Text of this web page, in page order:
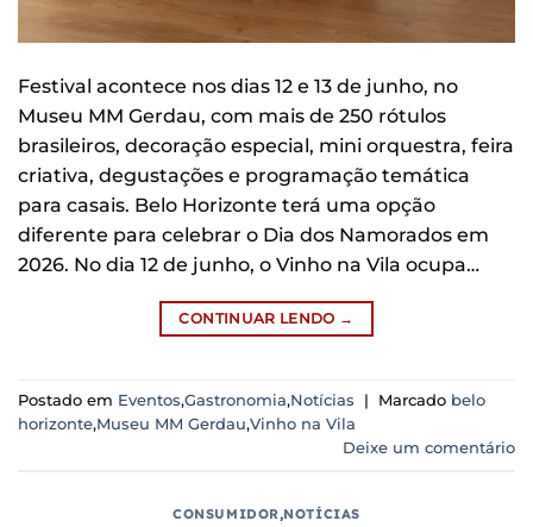
Festival acontece nos dias 12 e 13 de junho, no
Museu MM Gerdau, com mais de 250 rótulos
brasileiros, decoração especial, mini orquestra, feira
criativa, degustações e programação temática
para casais. Belo Horizonte terá uma opção
diferente para celebrar o Dia dos Namorados em
2026. No dia 12 de junho, o Vinho na Vila ocupa…
CONTINUAR LENDO →
Postado em Eventos,Gastronomia,Notícias | Marcado belo
horizonte,Museu MM Gerdau,Vinho na Vila
Deixe um comentário
CONSUMIDOR,NOTÍCIAS